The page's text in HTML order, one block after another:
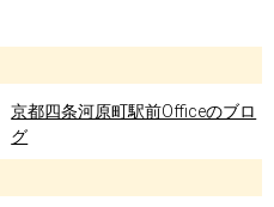
京都四条河原町駅前Officeのブロ
グ